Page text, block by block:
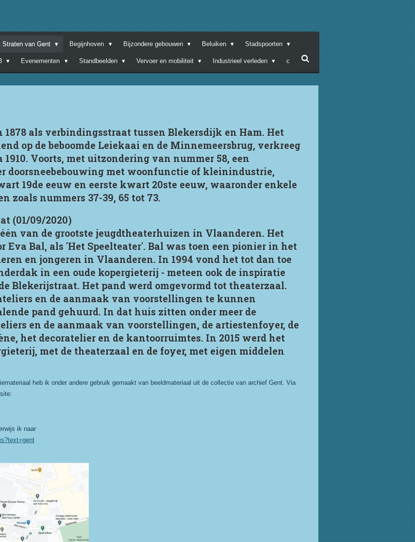
Straten van Gent Begijnhoven Bijzondere gebouwen Beluiken Stadspoorten
Evenementen Standbeelden Vervoer en mobiliteit Industrieel verleden c
als verbindingsstraat tussen Blekersdijk en Ham. Het
op de beboomde Leiekaai en de Minnemeersbrug, verkreeg
Voorts, met uitzondering van nummer 58, een
doorsneebebouwing met woonfunctie of kleinindustrie,
19de eeuw en eerste kwart 20ste eeuw, waaronder enkele
zoals nummers 37-39, 65 tot 73.
(01/09/2020)
van de grootste jeugdtheaterhuizen in Vlaanderen. Het
Eva Bal, als 'Het Speelteater'. Bal was toen een pionier in het
en jongeren in Vlaanderen. In 1994 vond het tot dan toe
in een oude kopergieterij - meteen ook de inspiratie
Blekerijstraat. Het pand werd omgevormd tot theaterzaal.
en de aanmaak van voorstellingen te kunnen
pand gehuurd. In dat huis zitten onder meer de
en de aanmaak van voorstellingen, de artiestenfoyer, de
het decoratelier en de kantoorruimtes. In 2015 werd het
met de theaterzaal en de foyer, met eigen middelen
heb ik onder andere gebruik gemaakt van beeldmateriaal uit de collectie van archief Gent. Via
ik naar